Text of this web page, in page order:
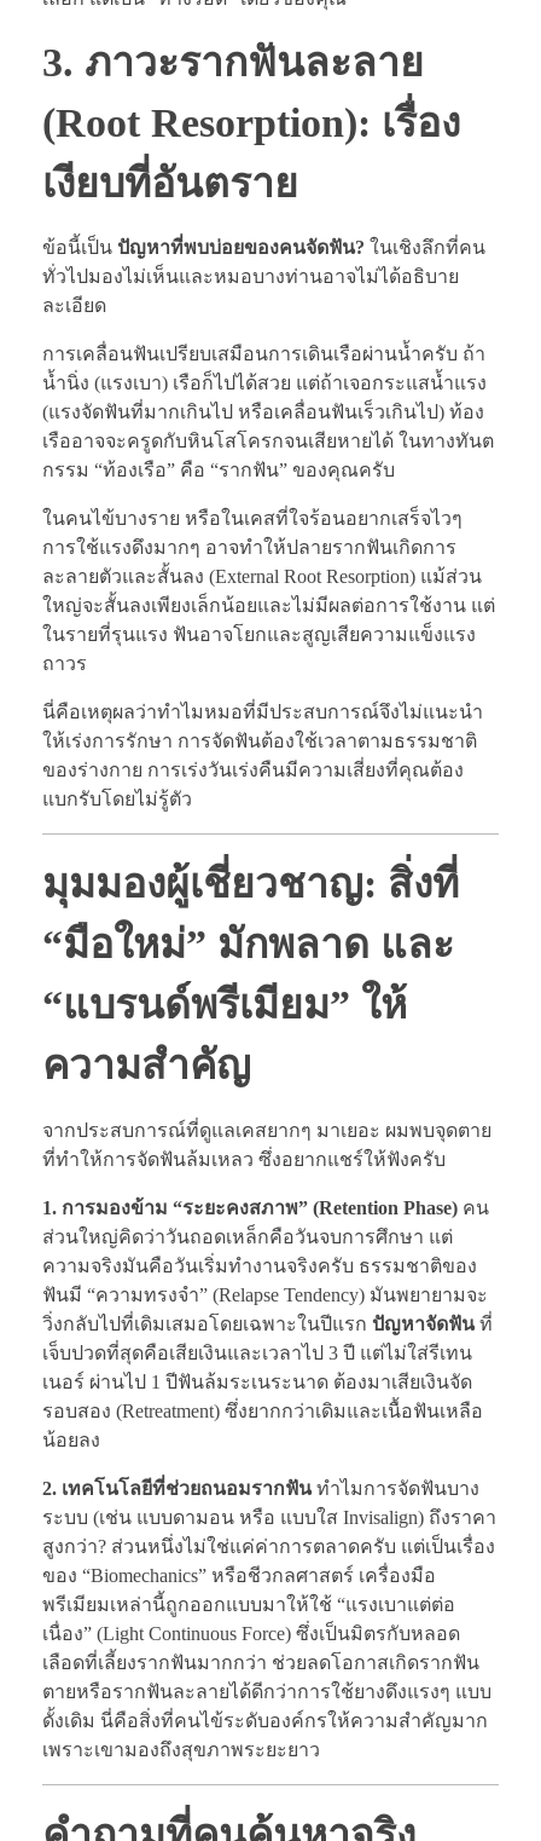
3. ภาวะรากฟันละลาย
(Root Resorption): เรื่อง
เงียบที่อันตราย
ข้อนี้เป็น ปัญหาที่พบบ่อยของคนจัดฟัน? ในเชิงลึกที่คน
ทั่วไปมองไม่เห็นและหมอบางท่านอาจไม่ได้อธิบาย
ละเอียด
การเคลื่อนฟันเปรียบเสมือนการเดินเรือผ่านน้ำครับ ถ้า
น้ำนิ่ง (แรงเบา) เรือก็ไปได้สวย แต่ถ้าเจอกระแสน้ำแรง
(แรงจัดฟันที่มากเกินไป หรือเคลื่อนฟันเร็วเกินไป) ท้อง
เรืออาจจะครูดกับหินโสโครกจนเสียหายได้ ในทางทันต
กรรม “ท้องเรือ” คือ “รากฟัน” ของคุณครับ
ในคนไข้บางราย หรือในเคสที่ใจร้อนอยากเสร็จไวๆ
การใช้แรงดึงมากๆ อาจทำให้ปลายรากฟันเกิดการ
ละลายตัวและสั้นลง (External Root Resorption) แม้ส่วน
ใหญ่จะสั้นลงเพียงเล็กน้อยและไม่มีผลต่อการใช้งาน แต่
ในรายที่รุนแรง ฟันอาจโยกและสูญเสียความแข็งแรง
ถาวร
นี่คือเหตุผลว่าทำไมหมอที่มีประสบการณ์จึงไม่แนะนำ
ให้เร่งการรักษา การจัดฟันต้องใช้เวลาตามธรรมชาติ
ของร่างกาย การเร่งวันเร่งคืนมีความเสี่ยงที่คุณต้อง
แบกรับโดยไม่รู้ตัว
มุมมองผู้เชี่ยวชาญ: สิ่งที่
“มือใหม่” มักพลาด และ
“แบรนด์พรีเมียม” ให้
ความสำคัญ
จากประสบการณ์ที่ดูแลเคสยากๆ มาเยอะ ผมพบจุดตาย
ที่ทำให้การจัดฟันล้มเหลว ซึ่งอยากแชร์ให้ฟังครับ
1. การมองข้าม “ระยะคงสภาพ” (Retention Phase) คน
ส่วนใหญ่คิดว่าวันถอดเหล็กคือวันจบการศึกษา แต่
ความจริงมันคือวันเริ่มทำงานจริงครับ ธรรมชาติของ
ฟันมี “ความทรงจำ” (Relapse Tendency) มันพยายามจะ
วิ่งกลับไปที่เดิมเสมอโดยเฉพาะในปีแรก ปัญหาจัดฟันที่
เจ็บปวดที่สุดคือเสียเงินและเวลาไป 3 ปี แต่ไม่ใส่รีเทน
เนอร์ ผ่านไป 1 ปีฟันล้มระเนระนาด ต้องมาเสียเงินจัด
รอบสอง (Retreatment) ซึ่งยากกว่าเดิมและเนื้อฟันเหลือ
น้อยลง
2. เทคโนโลยีที่ช่วยถนอมรากฟันทำไมการจัดฟันบาง
ระบบ (เช่น แบบดามอน หรือ แบบใส Invisalign) ถึงราคา
สูงกว่า? ส่วนหนึ่งไม่ใช่แค่ค่าการตลาดครับ แต่เป็นเรื่อง
ของ “Biomechanics” หรือชีวกลศาสตร์ เครื่องมือ
พรีเมียมเหล่านี้ถูกออกแบบมาให้ใช้ “แรงเบาแต่ต่อ
เนื่อง” (Light Continuous Force) ซึ่งเป็นมิตรกับหลอด
เลือดที่เลี้ยงรากฟันมากกว่า ช่วยลดโอกาสเกิดรากฟัน
ตายหรือรากฟันละลายได้ดีกว่าการใช้ยางดึงแรงๆ แบบ
ดั้งเดิม นี่คือสิ่งที่คนไข้ระดับองค์กรให้ความสำคัญมาก
เพราะเขามองถึงสุขภาพระยะยาว